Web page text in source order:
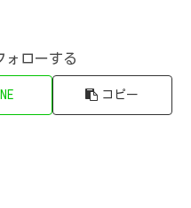
ォローする
コピー